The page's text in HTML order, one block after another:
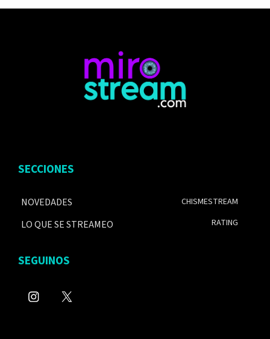
SECCIONES
NOVEDADES
LO QUE SE STREAMEO
CHISMESTREAM
RATING
SEGUINOS